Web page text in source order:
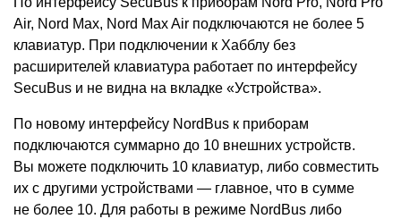
Air, Nord Max, Nord Max Air подключаются не более 5
клавиатур. При подключении к Хабблу без
расширителей клавиатура работает по интерфейсу
SecuBus и не видна на вкладке «Устройства».
По новому интерфейсу NordBus к приборам
подключаются суммарно до 10 внешних устройств.
Вы можете подключить 10 клавиатур, либо совместить
их с другими устройствами — главное, что в сумме
не более 10. Для работы в режиме NordBus либо